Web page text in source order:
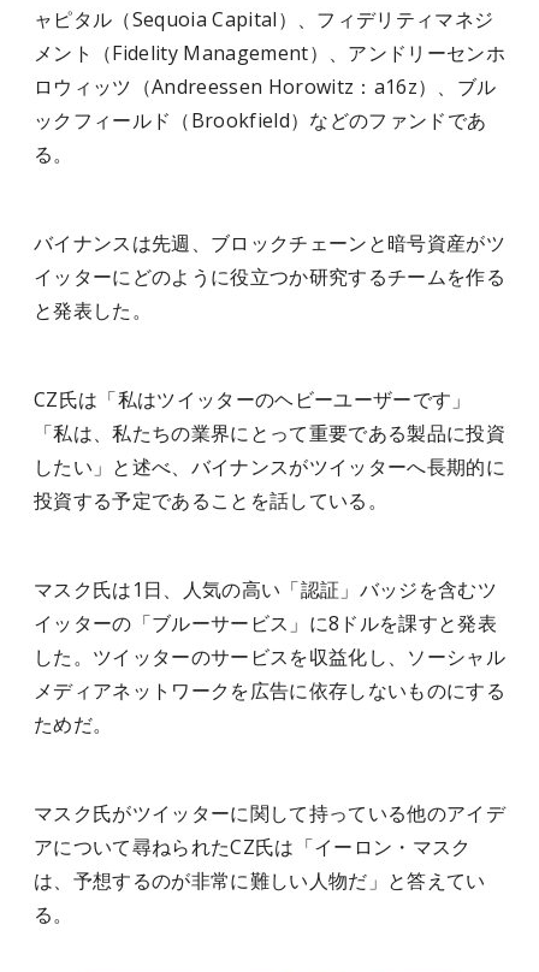
ャピタル（Sequoia Capital）、フィデリティマネジ
メント（Fidelity Management）、アンドリーセンホ
ロウィッツ（Andreessen Horowitz：a16z）、ブル
ックフィールド（Brookfield）などのファンドであ
る。
バイナンスは先週、ブロックチェーンと暗号資産がツ
イッターにどのように役立つか研究するチームを作る
と発表した。
CZ氏は「私はツイッターのヘビーユーザーです」
「私は、私たちの業界にとって重要である製品に投資
したい」と述べ、バイナンスがツイッターへ長期的に
投資する予定であることを話している。
マスク氏は1日、人気の高い「認証」バッジを含むツ
イッターの「ブルーサービス」に8ドルを課すと発表
した。ツイッターのサービスを収益化し、ソーシャル
メディアネットワークを広告に依存しないものにする
ためだ。
マスク氏がツイッターに関して持っている他のアイデ
アについて尋ねられたCZ氏は「イーロン・マスク
は、予想するのが非常に難しい人物だ」と答えてい
る。